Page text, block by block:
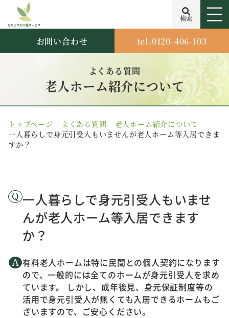
検索
お問い合わせ tel.0120-406-103
よくある質問
老人ホーム紹介について
トップページ よくある質問
老人ホーム紹介について
一人暮らしで身元引受人もいませんが老人ホーム等入居できま
すか？
一人暮らしで身元引受人もいませ
んが老人ホーム等入居できます
か？
有料老人ホームは特に民間との個人契約になります
ので、一般的には全てのホームが身元引受人を求め
ています。 しかし、成年後見、身元保証制度等の
活用で身元引受人が無くても入居できるホームもご
ざいますので、ご安心ください。